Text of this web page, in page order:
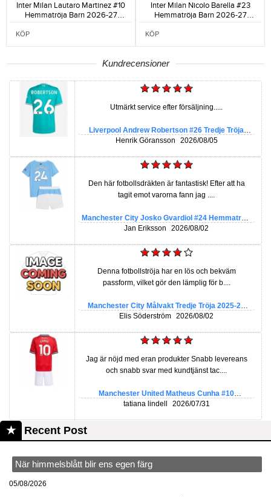
Inter Milan Lautaro Martinez #10
Hemmatröja Barn 2026-27
Kortärmad (+ Korta byxor)-512
KÖP
Inter Milan Nicolo Barella #23
Hemmatröja Barn 2026-27
Kortärmad (+ Korta byxor)-480
KÖP
Kundrecensioner
Utmärkt service efter försäljning.....
Liverpool Andrew Robertson #26 Tredje Tröja
2025-26 Kortärmad
Henrik Göransson 2026/08/05
Den här fotbollsdräkten är fantastisk! Efter att ha
tagit emot varorna fann jag ....
Manchester City Josko Gvardiol #24 Hemmatröja
Barn 2025-26 Kortärmad (+ Korta byxor)
Jan Eriksson 2026/08/02
Denna fotbollströja har en lös och bekväm
passform, vilket gör den lämplig för b....
Manchester City Målvakt Tredje Tröja 2025-26
Kortärmad
Elis Söderström 2026/08/02
Jag är nöjd med eran produkter Snabb levereans
och snabb svar med kundtjänst tac....
Manchester United Matheus Cunha #10
Hemmatröja Barn 2025-26 Kortärmad (+ Korta
tatiana lindell 2026/07/31
Recent Post
När himmelsblått blir ens egen färg
05/08/2026